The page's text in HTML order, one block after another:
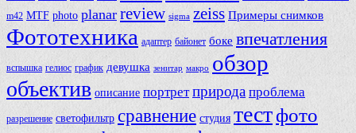
m42 MTF photo planar review sigma zeiss Примеры снимков
Фототехника адаптер байонет боке впечатления
вспышка гелиос график девушка зенитар макро обзор
объектив описание портрет природа проблема
разрешение светофильтр сравнение студия тестфото